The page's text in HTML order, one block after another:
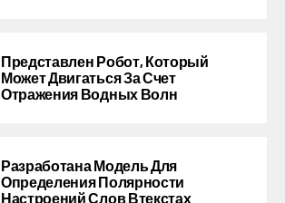
Представлен Робот, Который
Может Двигаться За Счет
Отражения Водных Волн
Разработана Модель Для
Определения Полярности
Настроений Слов Втекстах